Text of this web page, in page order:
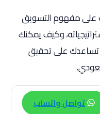
على مفهوم التسويق
وكيف يمكنك
تساعدك على تحقيق
تواصل واتساب